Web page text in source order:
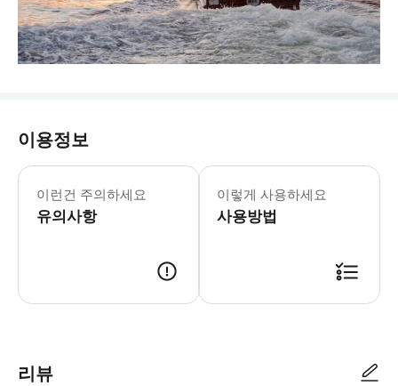
이용정보
이런건 주의하세요
유의사항
이렇게 사용하세요
사용방법
리뷰